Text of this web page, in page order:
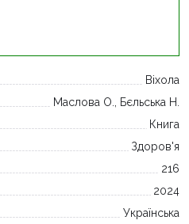
Віхола
Маслова О., Бєльська Н.
Книга
Здоров'я
216
2024
Українська